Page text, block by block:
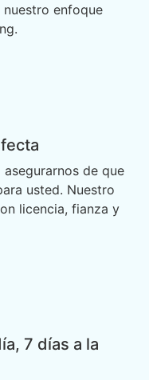
enfoque
de que
usted. Nuestro
licencia, fianza y
7 días a la